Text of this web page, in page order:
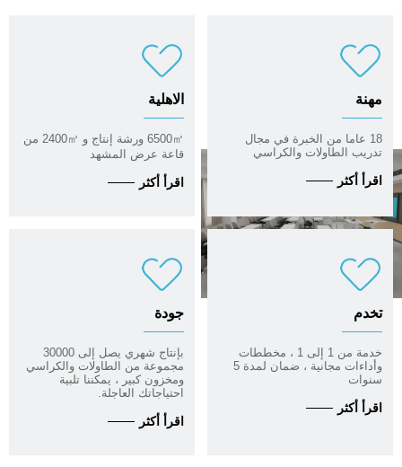
مهنة
18 عاما من الخبرة في مجال
تدريب الطاولات والكراسي
اقرأ أكثر
الاهلية
6500㎡ ورشة إنتاج و 2400㎡ من
قاعة عرض المشهد
اقرأ أكثر
تخدم
خدمة من 1 إلى 1 ، مخططات
وأداءات مجانية ، ضمان لمدة 5
سنوات
اقرأ أكثر
جودة
بإنتاج شهري يصل إلى 30000
مجموعة من الطاولات والكراسي
ومخزون كبير ، يمكننا تلبية
احتياجاتك العاجلة.
اقرأ أكثر